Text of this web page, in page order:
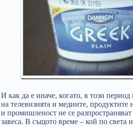
И как да е иначе, когато, в този период
на телевизията и медиите, продуктите
и промишленост не се
завеса. В същото време – кой по света